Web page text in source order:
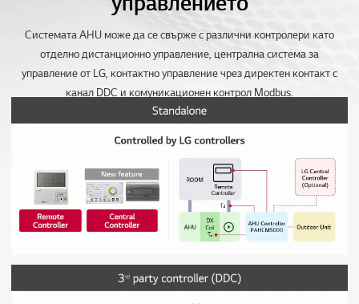
Системата AHU може да се свърже с различни контролери като
отделно дистанционно управление, централна система за
управление от LG, контактно управление чрез директен контакт с
канал DDC и комуникационен контрол Modbus.